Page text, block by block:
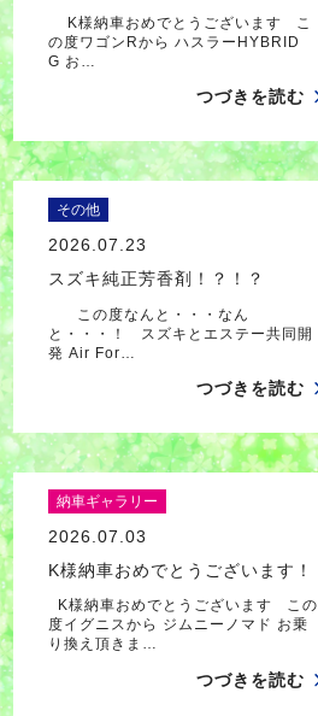
K様納車おめでとうございます こ
の度ワゴンRから ハスラーHYBRID
G お…
つづきを読む
その他
2026.07.23
スズキ純正芳香剤！？！？
この度なんと・・・なん
と・・・！ スズキとエステー共同開
発 Air For…
つづきを読む
納車ギャラリー
2026.07.03
K様納車おめでとうございます！
K様納車おめでとうございます この
度イグニスから ジムニーノマド お乗
り換え頂きま…
つづきを読む